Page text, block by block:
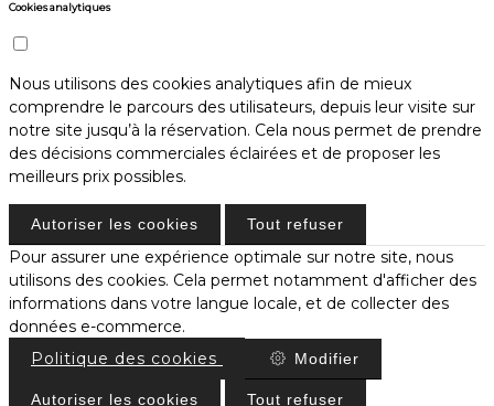
Cookies analytiques
Nous utilisons des cookies analytiques afin de mieux
comprendre le parcours des utilisateurs, depuis leur visite sur
notre site jusqu’à la réservation. Cela nous permet de prendre
des décisions commerciales éclairées et de proposer les
meilleurs prix possibles.
Autoriser les cookies Tout refuser
Pour assurer une expérience optimale sur notre site, nous
utilisons des cookies. Cela permet notamment d'afficher des
informations dans votre langue locale, et de collecter des
données e-commerce.
Politique des cookies
Modifier
Autoriser les cookies Tout refuser